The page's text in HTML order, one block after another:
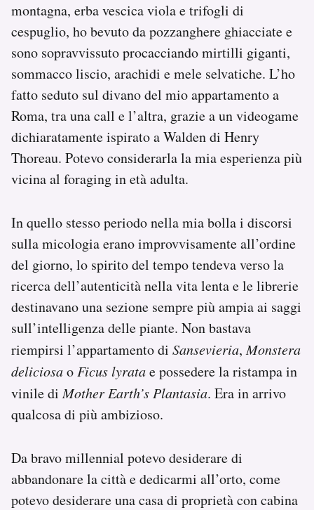
montagna, erba vescica viola e trifogli di
cespuglio, ho bevuto da pozzanghere ghiacciate e
sono sopravvissuto procacciando mirtilli giganti,
sommacco liscio, arachidi e mele selvatiche. L’ho
fatto seduto sul divano del mio appartamento a
Roma, tra una call e l’altra, grazie a un videogame
dichiaratamente ispirato a Walden di Henry
Thoreau. Potevo considerarla la mia esperienza più
vicina al foraging in età adulta.
In quello stesso periodo nella mia bolla i discorsi
sulla micologia erano improvvisamente all’ordine
del giorno, lo spirito del tempo tendeva verso la
ricerca dell’autenticità nella vita lenta e le librerie
destinavano una sezione sempre più ampia ai saggi
sull’intelligenza delle piante. Non bastava
riempirsi l’appartamento di Sansevieria,Monstera
deliciosaoFicus lyratae possedere la ristampa in
vinile diMother Earth’s Plantasia. Era in arrivo
qualcosa di più ambizioso.
Da bravo millennial potevo desiderare di
abbandonare la città e dedicarmi all’orto, come
potevo desiderare una casa di proprietà con cabina